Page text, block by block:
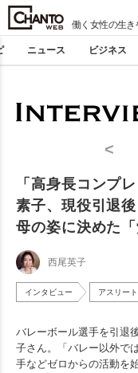
働く女性の生き
ニュース ビジネス
<
「高身長コンプ
素子、現役引退
母の姿に決めた「
西尾英子
インタビュー アスリート
バレーボール選手を引退
子さん。「バレー以外で
手などゼロからの活動を